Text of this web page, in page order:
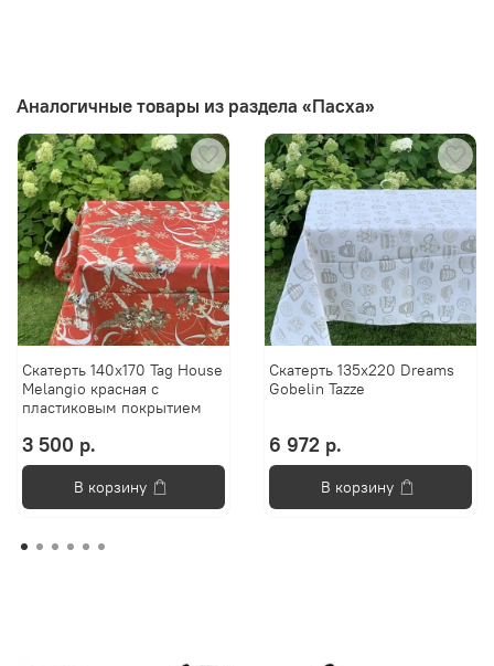
Аналогичные товары из раздела «Пасха»
Скатерть 140x170 Tag House
Melangio красная с
пластиковым покрытием
3 500 р.
В корзину
Скатерть 135x220 Dreams
Gobelin Tazze
6 972 р.
В корзину